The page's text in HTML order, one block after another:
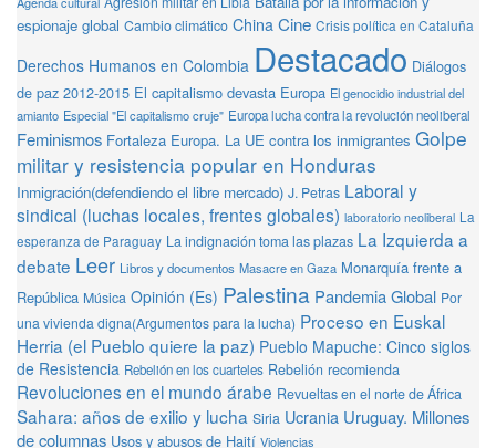
espionaje global Cambio climático China Cine Crisis política en Cataluña
Derechos Humanos en Colombia Destacado Diálogos
de paz 2012-2015 El capitalismo devasta Europa El genocidio industrial del
amianto Especial "El capitalismo cruje" Europa lucha contra la revolución neoliberal
Feminismos Fortaleza Europa. La UE contra los inmigrantes Golpe
militar y resistencia popular en Honduras
Inmigración(defendiendo el libre mercado) J. Petras Laboral y
sindical (luchas locales, frentes globales) laboratorio neoliberal La
esperanza de Paraguay La indignación toma las plazas La Izquierda a
debate Leer Libros y documentos Masacre en Gaza Monarquía frente a
República Música Opinión (Es) Palestina Pandemia Global Por
una vivienda digna(Argumentos para la lucha) Proceso en Euskal
Herria (el Pueblo quiere la paz) Pueblo Mapuche: Cinco siglos
de Resistencia Rebelión en los cuarteles Rebelión recomienda
Revoluciones en el mundo árabe Revueltas en el norte de África
Sahara: años de exilio y lucha Siria Ucrania Uruguay. Millones
de columnas Usos y abusos de Haití Violencias